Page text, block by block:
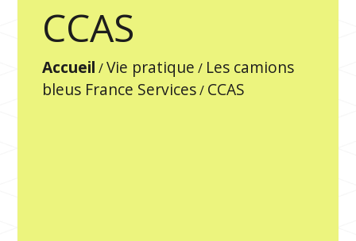
CCAS
Accueil /Vie pratique / Les camions
bleus France Services/ CCAS